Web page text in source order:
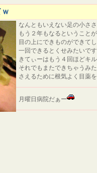
なんともいえない足の小ささ
もう２年もなるということ
目の上にできものができて
一回できるとくせみたいで
きてぃーはもう４回ほどキ
それでもまたできちゃうみ
さえるために根気よく目薬を
月曜日病院だぁー